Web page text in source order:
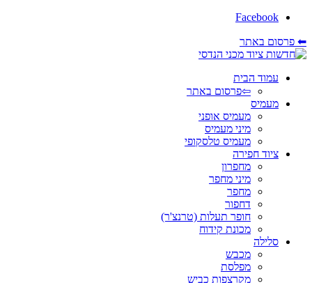
Facebook
⬅ פרסום באתר
עמוד הבית
⇦פרסום באתר
מעמיס
מעמיס אופני
מיני מעמיס
מעמיס טלסקופי
ציוד חפירה
מחפרון
מיני מחפר
מחפר
דחפור
חופר תעלות (טרנצ'ר)
מכונת קידוח
סלילה
מכבש
מפלסת
מקרצפות כביש